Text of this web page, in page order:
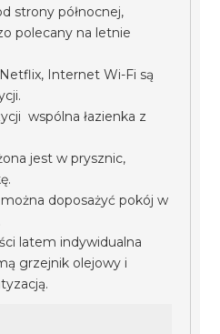
strony północnej,
polecany na letnie
Internet Wi-Fi są
wspólna łazienka z
jest w prysznic,
doposażyć pokój w
latem indywidualna
grzejnik olejowy i